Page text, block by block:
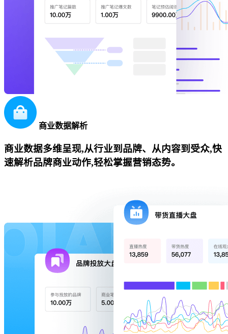
商业数据解析
商业数据多维呈现,从行业到品牌、从内容到受众,快
速解析品牌商业动作,轻松掌握营销态势。